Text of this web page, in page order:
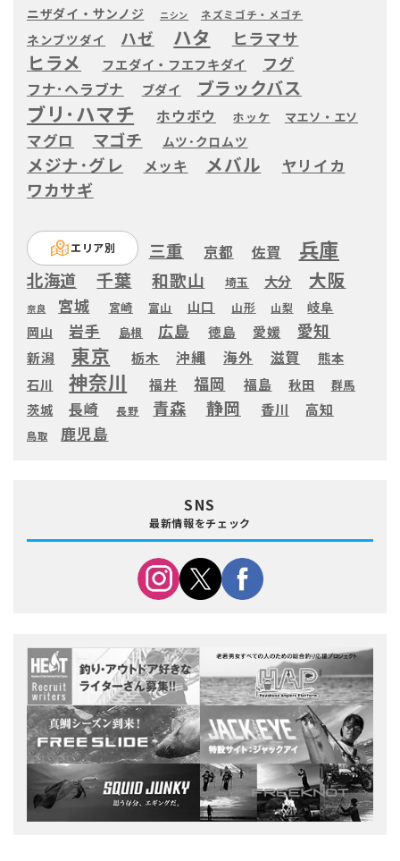
ニザダイ・サンノジ ニシン ネズミゴチ・メゴチ
ネンブツダイ ハゼ ハタ ヒラマサ
ヒラメ フエダイ・フエフキダイ フグ
フナ･ヘラブナ ブダイ ブラックバス
ブリ･ハマチ ホウボウ ホッケ マエソ・エソ
マグロ マゴチ ムツ･クロムツ
メジナ･グレ メッキ メバル ヤリイカ
ワカサギ
エリア別 三重 京都 佐賀 兵庫
北海道 千葉 和歌山 埼玉 大分 大阪
奈良 宮城 宮崎 富山 山口 山形 山梨
岐阜
岡山
岩手 島根 広島 徳島 愛媛 愛知
新潟 東京 栃木 沖縄 海外 滋賀
熊本
石川
神奈川 福井 福岡 福島 秋田 群馬
茨城 長崎 長野 青森 静岡 香川 高知
鳥取 鹿児島
SNS
最新情報をチェック